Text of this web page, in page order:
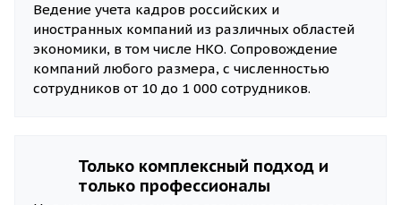
Ведение учета кадров российских и
иностранных компаний из различных областей
экономики, в том числе НКО. Сопровождение
компаний любого размера, с численностью
сотрудников от 10 до 1 000 сотрудников.
Только комплексный подход и
только профессионалы